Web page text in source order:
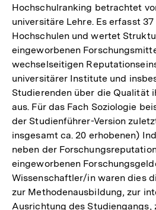
Hochschulranking betrachtet
universitäre Lehre. Es erfasst
Hochschulen und wertet
eingeworbenen
wechselseitigen
universitärer Institute und
Studierenden über die Qualität
aus. Für das Fach Soziologie
der Studienführer-Version
insgesamt ca. 20 erhobenen)
neben der
eingeworbenen
Wissenschaftler/in waren dies
zur Methodenausbildung, zur
Ausrichtung des Studiengangs,